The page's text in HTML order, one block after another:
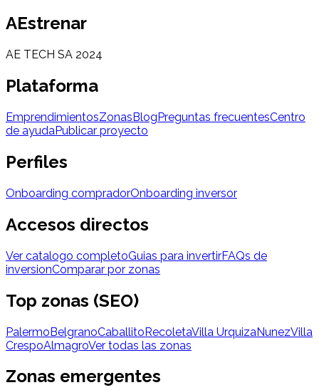
AEstrenar
AE TECH SA 2024
Plataforma
EmprendimientosZonasBlogPreguntas frecuentesCentro
de ayudaPublicar proyecto
Perfiles
Onboarding compradorOnboarding inversor
Accesos directos
Ver catalogo completoGuias para invertirFAQs de
inversionComparar por zonas
Top zonas (SEO)
PalermoBelgranoCaballitoRecoletaVilla UrquizaNunezVilla
CrespoAlmagroVer todas las zonas
Zonas emergentes